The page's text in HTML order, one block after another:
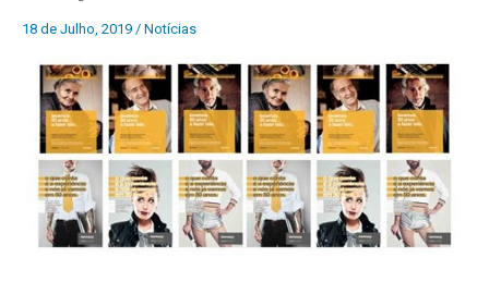
18 de Julho, 2019 / Notícias